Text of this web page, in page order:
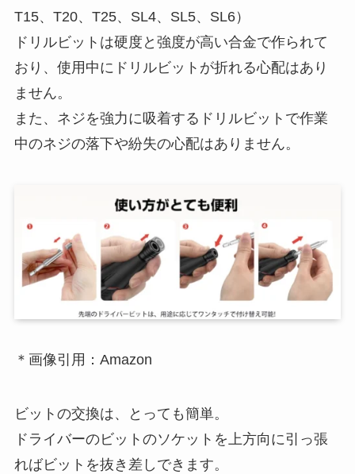
T15、T20、T25、SL4、SL5、SL6）
ドリルビットは硬度と強度が高い合金で作られて
おり、使用中にドリルビットが折れる心配はあり
ません。
また、ネジを強力に吸着するドリルビットで作業
中のネジの落下や紛失の心配はありません。
＊画像引用：Amazon
ビットの交換は、とっても簡単。
ドライバーのビットのソケットを上方向に引っ張
ればビットを抜き差しできます。